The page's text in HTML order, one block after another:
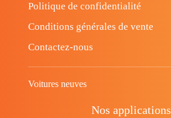
Politique de confidentialité
Conditions générales de vente
Contactez-nous
Voitures neuves
Nos applications